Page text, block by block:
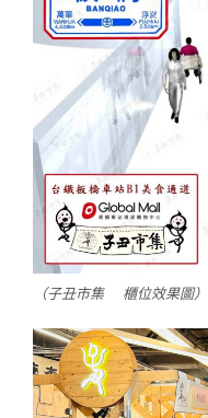
（子丑市集 櫃位效果圖）